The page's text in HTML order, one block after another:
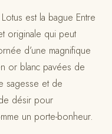
est la bague Entre
originale qui peut
d’une magnifique
or blanc pavées de
sagesse et de
désir pour
un porte-bonheur.